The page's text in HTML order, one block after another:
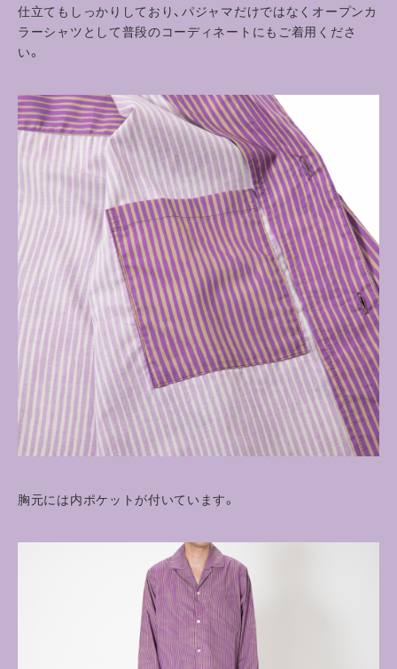
仕立てもしっかりしており、パジャマだけではなくオープンカ
ラーシャツとして普段のコーディネートにもご着用くださ
い。
胸元には内ポケットが付いています。